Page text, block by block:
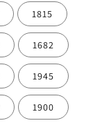
1815
1682
1945
1900